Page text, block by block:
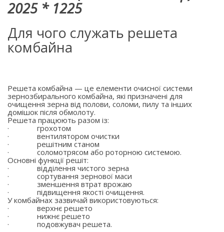
2025 * 1225
Для чого служать решета
комбайна
Решета комбайна — це елементи очисної системи
зернозбирального комбайна, які призначені для
очищення зерна від полови, соломи, пилу та інших
домішок після обмолоту.
Решета працюють разом із:
·
грохотом
·
вентилятором очистки
·
решітним станом
·
соломотрясом або роторною системою.
Основні функції решіт:
·
відділення чистого зерна
·
сортування зернової маси
·
зменшення втрат врожаю
·
підвищення якості очищення.
У комбайнах зазвичай використовуються:
·
верхнє решето
·
нижнє решето
·
подовжувач решета.